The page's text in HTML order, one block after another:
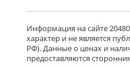
Информация на сайте
характер и не является
РФ). Данные о ценах и
предоставляются